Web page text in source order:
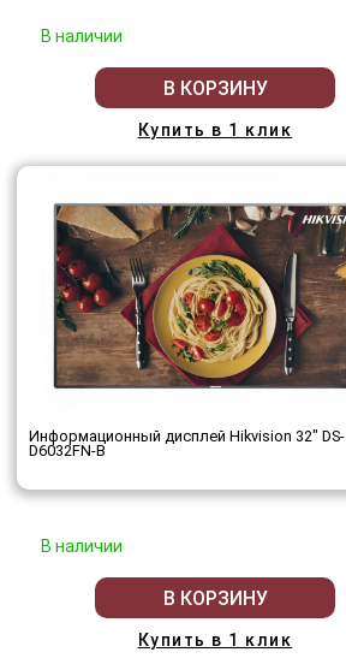
В наличии
В КОРЗИНУ
Купить в 1 клик
Информационный дисплей Hikvision 32" DS-
D6032FN-B
В наличии
В КОРЗИНУ
Купить в 1 клик